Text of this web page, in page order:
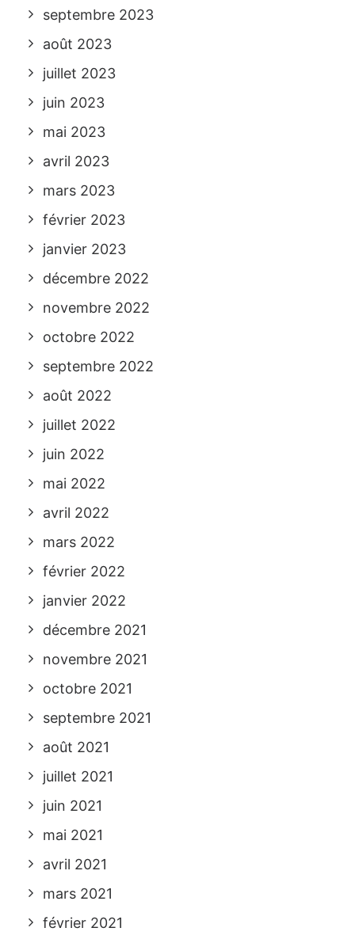
septembre 2023
août 2023
juillet 2023
juin 2023
mai 2023
avril 2023
mars 2023
février 2023
janvier 2023
décembre 2022
novembre 2022
octobre 2022
septembre 2022
août 2022
juillet 2022
juin 2022
mai 2022
avril 2022
mars 2022
février 2022
janvier 2022
décembre 2021
novembre 2021
octobre 2021
septembre 2021
août 2021
juillet 2021
juin 2021
mai 2021
avril 2021
mars 2021
février 2021